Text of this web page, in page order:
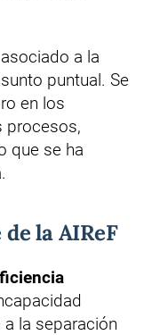
a la
puntual. Se
en los
procesos,
que se ha
la AIReF
la separación